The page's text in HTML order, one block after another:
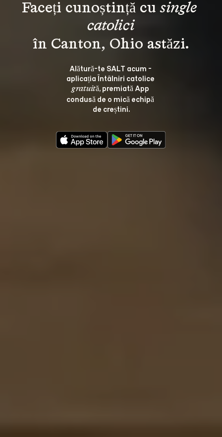
Faceți cunoștință cu single
catolici
Alătură-te SALT acum -
aplicația Întâlniri catolice
gratuită, premiată App
condusă de o mică echipă
de creștini.